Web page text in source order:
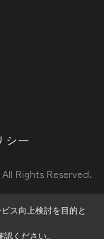
シー
Rights Reserved.
ス向上検討を目的と
認ください。